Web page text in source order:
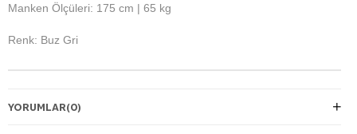
Manken Ölçüleri: 175 cm | 65 kg
Renk: Buz Gri
YORUMLAR(0)